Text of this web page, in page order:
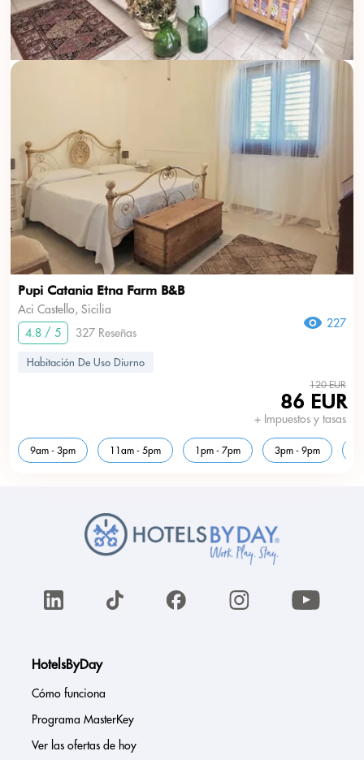
Pupi Catania Etna Farm B&B
Aci Castello, Sicilia
4.8 / 5
327 Reseñas
227
Habitación De Uso Diurno
120 EUR
86 EUR
+ Impuestos y tasas
9am - 3pm 11am - 5pm 1pm - 7pm 3pm - 9pm
HotelsByDay
Cómo funciona
Programa MasterKey
Ver las ofertas de hoy